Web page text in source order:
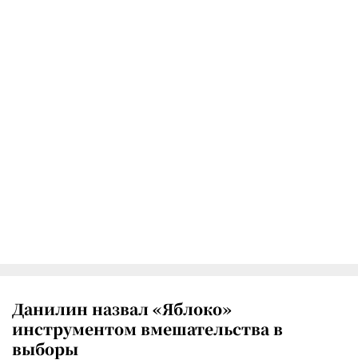
Данилин назвал «Яблоко»
инструментом вмешательства в
выборы